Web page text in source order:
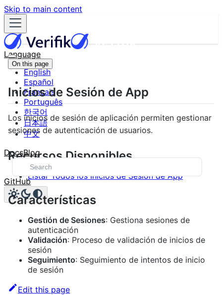
Skip to main content
Language
English
Español
Français
Português
한국어
日本語
中文
DocsBlog
GitHub
On this page
Inicios de Sesión de App
Los inicios de sesión de aplicación permiten gestionar
sesiones de autenticación de usuarios.
Recursos Disponibles
Listar Todos los Inicios de Sesión de App
Características
Gestión de Sesiones: Gestiona sesiones de
autenticación
Validación: Proceso de validación de inicios de
sesión
Seguimiento: Seguimiento de intentos de inicio
de sesión
Edit this page